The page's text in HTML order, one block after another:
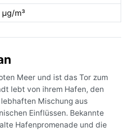
µg/m³
Meer und ist das Tor zum
lebt von ihrem Hafen, den
Mischung aus
Einflüssen. Bekannte
Hafenpromenade und die